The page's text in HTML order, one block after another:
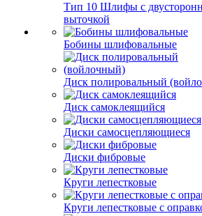
Тип 10 Шлифы с
выточкой
Бобины шлифовальные
Диск полировальный
Диск самоклеящийся
Диски самосцепляющиеся
Диски фибровые
Круги лепестковые
Круги лепестковые с